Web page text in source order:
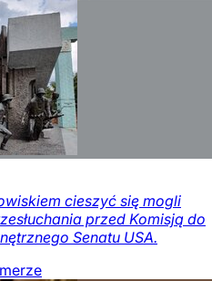
cieszyć się mogli
przed Komisją do
Senatu USA.